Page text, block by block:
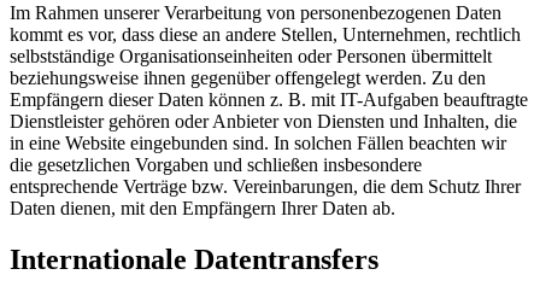
Im Rahmen unserer Verarbeitung von personenbezogenen Daten
kommt es vor, dass diese an andere Stellen, Unternehmen, rechtlich
selbstständige Organisationseinheiten oder Personen übermittelt
beziehungsweise ihnen gegenüber offengelegt werden. Zu den
Empfängern dieser Daten können z. B. mit IT-Aufgaben beauftragte
Dienstleister gehören oder Anbieter von Diensten und Inhalten, die
in eine Website eingebunden sind. In solchen Fällen beachten wir
die gesetzlichen Vorgaben und schließen insbesondere
entsprechende Verträge bzw. Vereinbarungen, die dem Schutz Ihrer
Daten dienen, mit den Empfängern Ihrer Daten ab.
Internationale Datentransfers